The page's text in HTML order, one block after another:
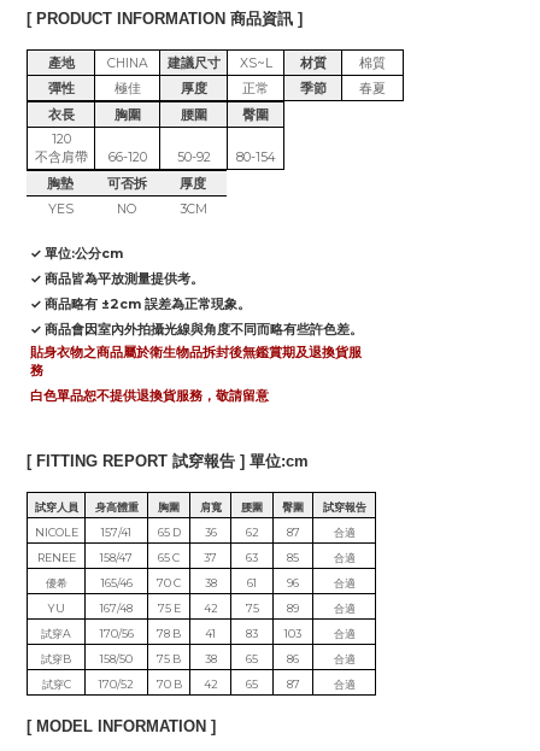
[ PRODUCT INFORMATION 商品資訊 ]
產地 CHINA 建議尺寸 XS~L 材質
棉質
彈性
極佳 厚度 正常 季節
春夏
衣長
胸圍 腰圍
臀圍
120
不含肩帶
66-120 50-92
80-154
胸墊
可否拆
厚度
YES
NO 3CM
✓ 單位:公分cm
✓ 商品皆為平放測量提供考。
✓ 商品略有 ±2cm 誤差為正常現象。
✓ 商品會因室內外拍攝光線與角度不同而略有些許色差。
貼身衣物之商品屬於衛生物品拆封後無鑑賞期及退換貨服
務
白色單品恕不提供退換貨服務，敬請留意
[ FITTING REPORT 試穿報告 ] 單位:cm
試穿人員 身高體重 胸圍 肩寬 腰圍 臀圍
試穿報告
NICOLE
157/41 65 D 36 62 87
合適
RENEE
158/47 65 C 37 63 85
合適
優希
165/46 70 C 38 61 96
合適
YU
167/48 75 E 42 75 89
合適
試穿A
170/56 78 B 41 83 103
合適
試穿B
158/50 75 B 38 65 86
合適
試穿C
170/52 70 B 42 65 87 合適
[ MODEL INFORMATION ]